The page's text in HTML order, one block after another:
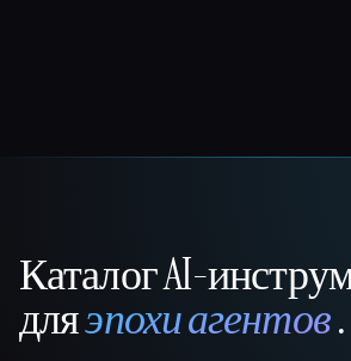
That AI Collection
Каталог AI-
дляэпохи агентов.